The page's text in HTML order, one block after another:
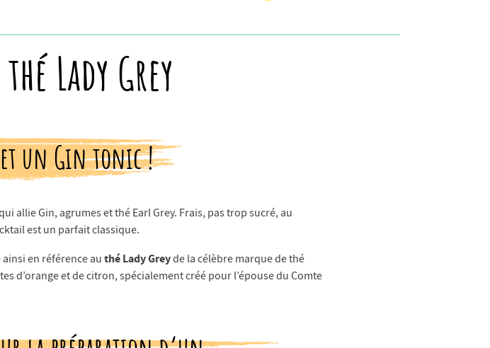
Lady Grey
et un Gin tonic !
allie Gin, agrumes et thé Earl Grey. Frais, pas trop sucré, au
est un parfait classique.
en référence au thé Lady Greyde la célèbre marque de thé
d’orange et de citron, spécialement créé pour l’épouse du Comte